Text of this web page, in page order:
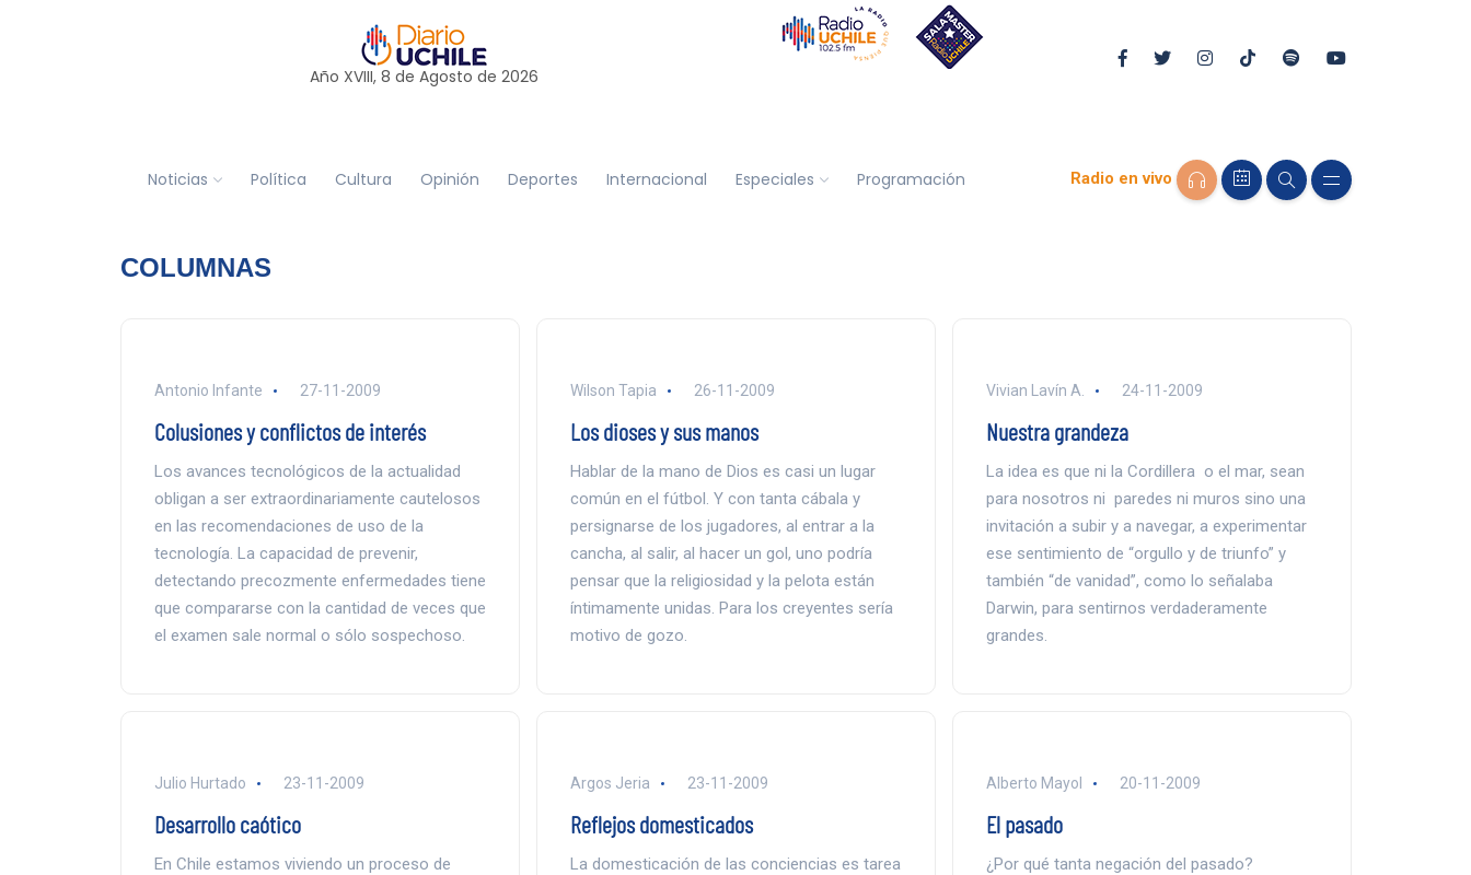
Año XVIII, 8 de Agosto de 2026
Noticias Política Cultura Opinión Deportes Internacional Especiales Programación Radio en vivo
COLUMNAS
Antonio Infante 27-11-2009
Colusiones y conflictos de interés
Los avances tecnológicos de la actualidad
obligan a ser extraordinariamente cautelosos
en las recomendaciones de uso de la
tecnología. La capacidad de prevenir,
detectando precozmente enfermedades tiene
que compararse con la cantidad de veces que
el examen sale normal o sólo sospechoso.
Wilson Tapia 26-11-2009
Los dioses y sus manos
Hablar de la mano de Dios es casi un lugar
común en el fútbol. Y con tanta cábala y
persignarse de los jugadores, al entrar a la
cancha, al salir, al hacer un gol, uno podría
pensar que la religiosidad y la pelota están
íntimamente unidas. Para los creyentes sería
motivo de gozo.
Vivian Lavín A. 24-11-2009
Nuestra grandeza
La idea es que ni la Cordillera o el mar, sean
para nosotros ni paredes ni muros sino una
invitación a subir y a navegar, a experimentar
ese sentimiento de “orgullo y de triunfo” y
también “de vanidad”, como lo señalaba
Darwin, para sentirnos verdaderamente
grandes.
Julio Hurtado 23-11-2009
Desarrollo caótico
En Chile estamos viviendo un proceso de
Argos Jeria 23-11-2009
Reflejos domesticados
La domesticación de las conciencias es tarea
Alberto Mayol 20-11-2009
El pasado
¿Por qué tanta negación del pasado?